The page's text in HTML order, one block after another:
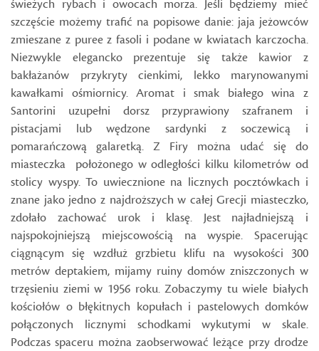
świeżych rybach i owocach morza. Jeśli będziemy mieć
szczęście możemy trafić na popisowe danie: jaja jeżowców
zmieszane z puree z fasoli i podane w kwiatach karczocha.
Niezwykle elegancko prezentuje się także kawior z
bakłażanów przykryty cienkimi, lekko marynowanymi
kawałkami ośmiornicy. Aromat i smak białego wina z
Santorini uzupełni dorsz przyprawiony szafranem i
pistacjami lub wędzone sardynki z soczewicą i
pomarańczową galaretką. Z Firy można udać się do
miasteczka położonego w odległości kilku kilometrów od
stolicy wyspy. To uwiecznione na licznych pocztówkach i
znane jako jedno z najdroższych w całej Grecji miasteczko,
zdołało zachować urok i klasę. Jest najładniejszą i
najspokojniejszą miejscowością na wyspie. Spacerując
ciągnącym się wzdłuż grzbietu klifu na wysokości 300
metrów deptakiem, mijamy ruiny domów zniszczonych w
trzęsieniu ziemi w 1956 roku. Zobaczymy tu wiele białych
kościołów o błękitnych kopułach i pastelowych domków
połączonych licznymi schodkami wykutymi w skale.
Podczas spaceru można zaobserwować leżące przy drodze